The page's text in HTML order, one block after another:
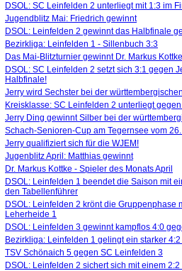
DSOL: SC Leinfelden 2 unterliegt mit 1:3 im
Jugendblitz Mai: Friedrich gewinnt
DSOL: Leinfelden 2 gewinnt das Halbfinale
Bezirkliga: Leinfelden 1 - Sillenbuch 3:3
Das Mai-Blitzturnier gewinnt Dr. Markus
DSOL: SC Leinfelden 2 setzt sich 3:1 gegen
Halbfinale!
Jerry wird Sechster bei der
Kreisklasse: SC Leinfelden 2 unterliegt
Jerry Ding gewinnt Silber bei der
Schach-Senioren-Cup am Tegernsee vom
Jerry qualifiziert sich für die WJEM!
Jugenblitz April: Matthias gewinnt
Dr. Markus Kottke - Spieler des Monats April
DSOL: Leinfelden 1 beendet die Saison mit
den Tabellenführer
DSOL: Leinfelden 2 krönt die Gruppenphase
Leherheide 1
DSOL: Leinfelden 3 gewinnt kampflos 4:0
Bezirkliga: Leinfelden 1 gelingt ein starker
TSV Schönaich 5 gegen SC Leinfelden 3
DSOL: Leinfelden 2 sichert sich mit einem